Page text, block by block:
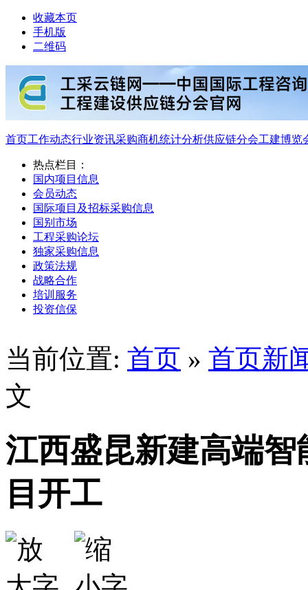
收藏本页
手机版
二维码
首页工作动态行业资讯采购商机统计分析供应链分会工建博览
热点栏目：
国内项目信息
会员动态
国际项目及招标采购信息
国别市场
工程采购论坛
独家采购信息
政策法规
战略合作
培训服务
投资信保
当前位置: 首页 » 首页新
文
江西盛昆新建高端
目开工